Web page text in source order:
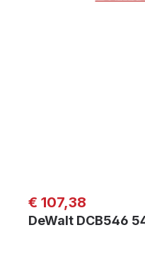
Regulärer Preis:
€ 107,38
DeWalt DCB546